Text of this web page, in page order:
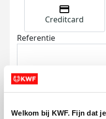
Welkom bij KWF. Fijn dat
Creditcard
Referentie